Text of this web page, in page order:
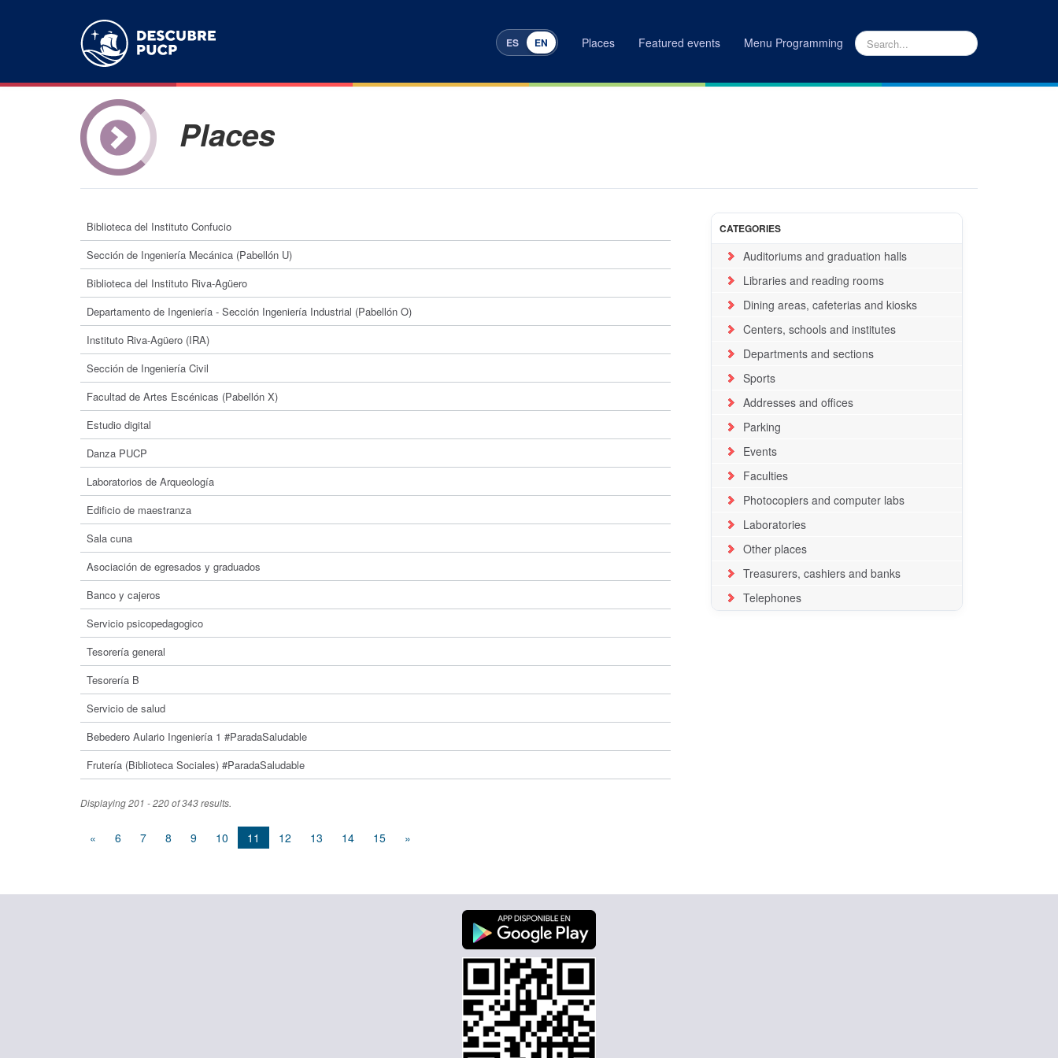
ES EN Places Featured events Menu Programming
INICIO | LUGARES
Places
Biblioteca del Instituto Confucio
Sección de Ingeniería Mecánica (Pabellón U)
Biblioteca del Instituto Riva-Agüero
Departamento de Ingeniería - Sección Ingeniería Industrial (Pabellón O)
Instituto Riva-Agüero (IRA)
Sección de Ingeniería Civil
Facultad de Artes Escénicas (Pabellón X)
Estudio digital
Danza PUCP
Laboratorios de Arqueología
Edificio de maestranza
Sala cuna
Asociación de egresados y graduados
Banco y cajeros
Servicio psicopedagogico
Tesorería general
Tesorería B
Servicio de salud
Bebedero Aulario Ingeniería 1 #ParadaSaludable
Frutería (Biblioteca Sociales) #ParadaSaludable
Displaying 201 - 220 of 343 results.
« 6 7 8 9 10 11 12 13 14 15 »
CATEGORIES
Auditoriums and graduation halls
Libraries and reading rooms
Dining areas, cafeterias and kiosks
Centers, schools and institutes
Departments and sections
Sports
Addresses and offices
Parking
Events
Faculties
Photocopiers and computer labs
Laboratories
Other places
Treasurers, cashiers and banks
Telephones